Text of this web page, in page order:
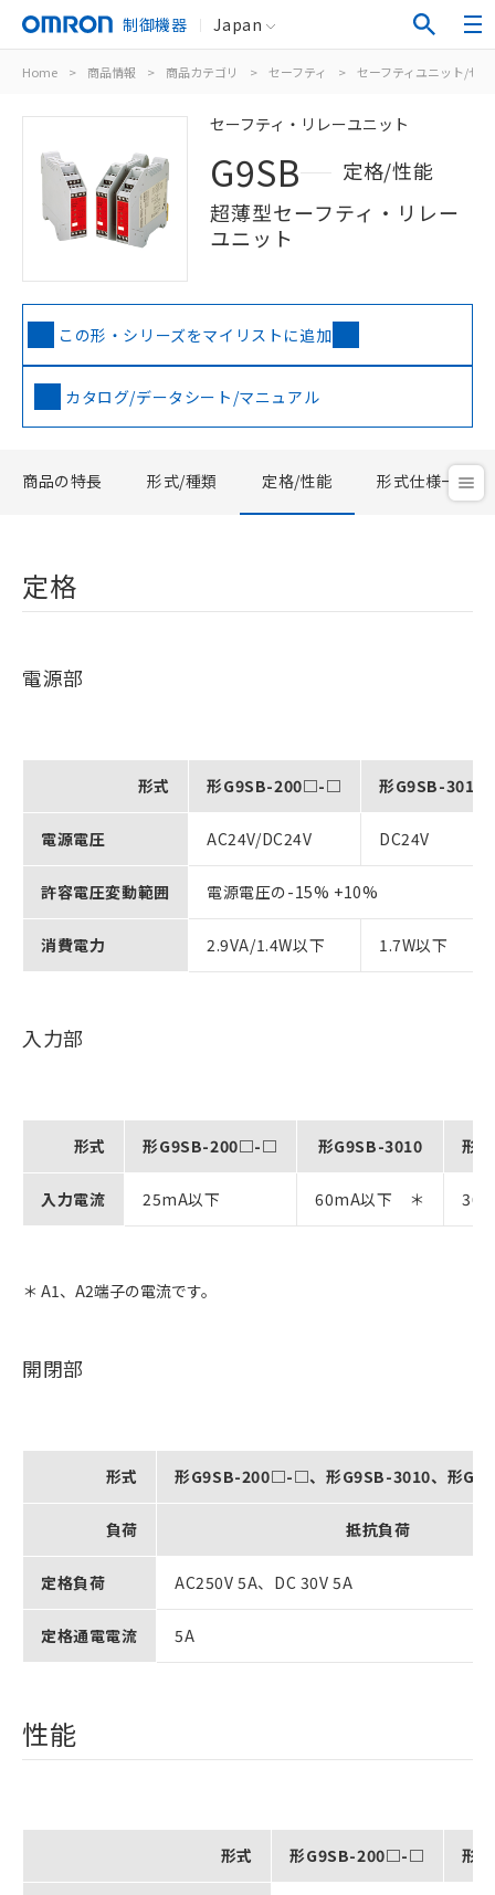
制御機器 Japan
Home > 商品情報 > 商品カテゴリ > セーフティ > セーフティユニット/セ
セーフティ・リレーユニット
G9SB
定格/性能
超薄型セーフティ・リレー
ユニット
この形・シリーズをマイリストに追加
カタログ/データシート/マニュアル
商品の特長 形式/種類 定格/性能 形式仕様一覧
定格
電源部
形式 形G9SB-200□-□ 形G9SB-3010
電源電圧 AC24V/DC24V DC24V
許容電圧変動範囲 電源電圧の-15% +10%
消費電力 2.9VA/1.4W以下 1.7W以下
入力部
形式 形G9SB-200□-□ 形G9SB-3010 形
入力電流 25mA以下 60mA以下 ＊
＊ A1、A2端子の電流です。
開閉部
形式 形G9SB-200□-□、形G9SB-3010、形
負荷 抵抗負荷
定格負荷 AC250V 5A、DC 30V 5A
定格通電電流 5A
性能
形式 形G9SB-200□-□ 形